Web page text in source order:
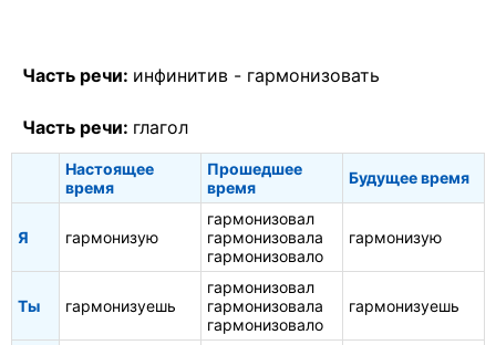
Часть речи: инфинитив - гармонизовать
Часть речи: глагол
Настоящее
время
Прошедшее
время
Будущее время
Я гармонизую
гармонизовал
гармонизовала
гармонизовало
гармонизую
Ты гармонизуешь
гармонизовал
гармонизовала
гармонизовало
гармонизуешь